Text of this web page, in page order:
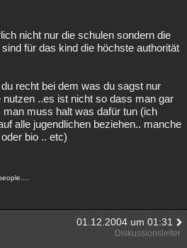
nicht nur die schulen sondern die
für das kind die höchste authorität
recht bei dem was du sagst nur
..es ist nicht so dass man gar
muss halt was dafür tun (ich
alle jugendlichen beziehen.. manche
bio .. etc)
01.12.2004 um 01:31
Diskussionsleiter